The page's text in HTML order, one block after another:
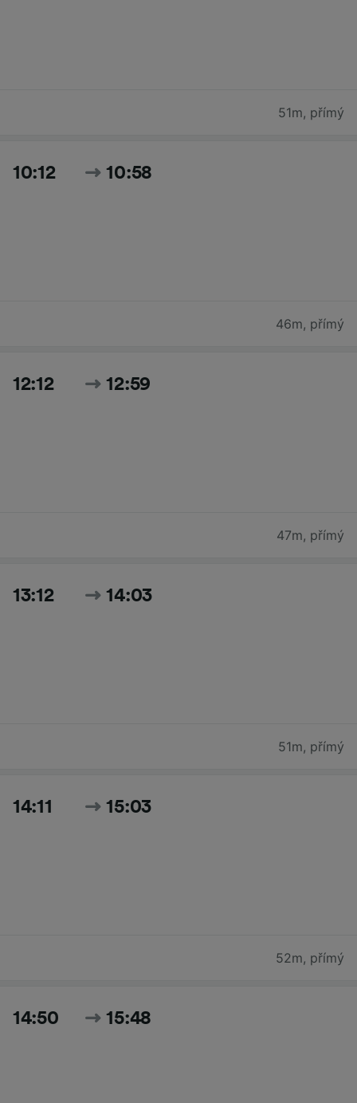
51m, přímý
10:12 10:58
46m, přímý
12:12 12:59
47m, přímý
13:12 14:03
51m, přímý
14:11 15:03
52m, přímý
14:50 15:48